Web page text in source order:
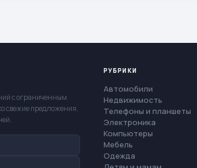
с ограниченным
свежие предложения,
РУБРИКИ
Автомобили
Недвижимость
Телефоны и планшеты
Электроника
Компьютеры
Мебель
Одежда